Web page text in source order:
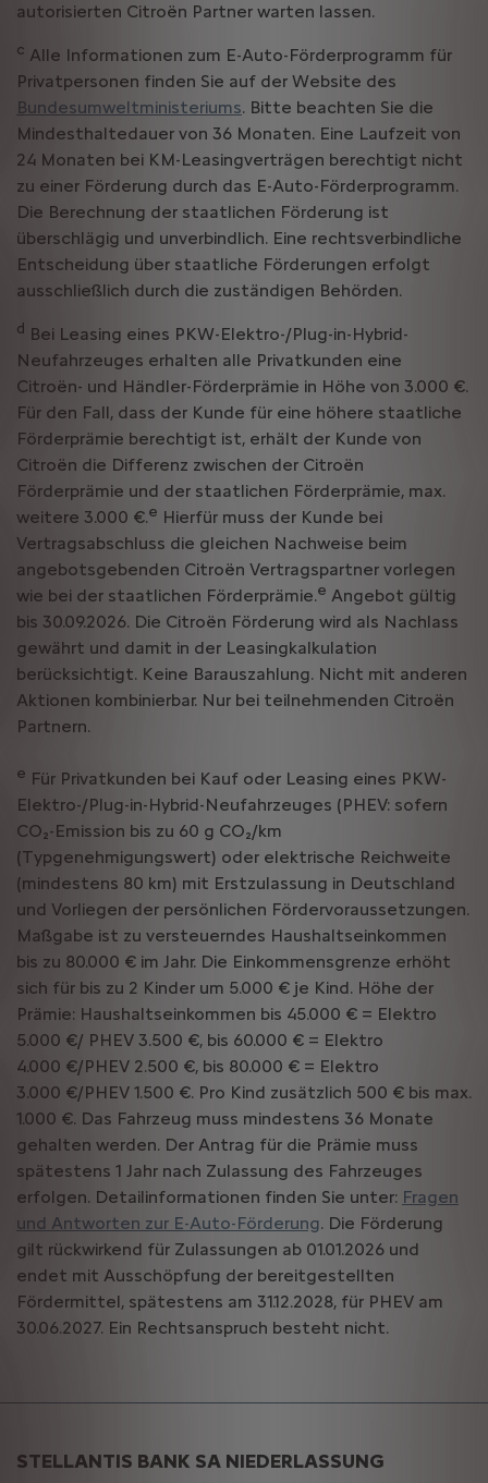
autorisierten Citroën Partner warten lassen.
c Alle Informationen zum E-Auto-Förderprogramm für
Privatpersonen finden Sie auf der Website des
Bundesumweltministeriums. Bitte beachten Sie die
Mindesthaltedauer von 36 Monaten. Eine Laufzeit von
24 Monaten bei KM-Leasingverträgen berechtigt nicht
zu einer Förderung durch das E-Auto-Förderprogramm.
Die Berechnung der staatlichen Förderung ist
überschlägig und unverbindlich. Eine rechtsverbindliche
Entscheidung über staatliche Förderungen erfolgt
ausschließlich durch die zuständigen Behörden.
d Bei Leasing eines PKW-Elektro-/Plug-in-Hybrid-
Neufahrzeuges erhalten alle Privatkunden eine
Citroën- und Händler-Förderprämie in Höhe von 3.000 €.
Für den Fall, dass der Kunde für eine höhere staatliche
Förderprämie berechtigt ist, erhält der Kunde von
Citroën die Differenz zwischen der Citroën
Förderprämie und der staatlichen Förderprämie, max.
weitere 3.000 €.e Hierfür muss der Kunde bei
Vertragsabschluss die gleichen Nachweise beim
angebotsgebenden Citroën Vertragspartner vorlegen
wie bei der staatlichen Förderprämie.e Angebot gültig
bis 30.09.2026. Die Citroën Förderung wird als Nachlass
gewährt und damit in der Leasingkalkulation
berücksichtigt. Keine Barauszahlung. Nicht mit anderen
Aktionen kombinierbar. Nur bei teilnehmenden Citroën
Partnern.
e Für Privatkunden bei Kauf oder Leasing eines PKW-
Elektro-/Plug-in-Hybrid-Neufahrzeuges (PHEV: sofern
CO₂-Emission bis zu 60 g CO₂/km
(Typgenehmigungswert) oder elektrische Reichweite
(mindestens 80 km) mit Erstzulassung in Deutschland
und Vorliegen der persönlichen Fördervoraussetzungen.
Maßgabe ist zu versteuerndes Haushaltseinkommen
bis zu 80.000 € im Jahr. Die Einkommensgrenze erhöht
sich für bis zu 2 Kinder um 5.000 € je Kind. Höhe der
Prämie: Haushaltseinkommen bis 45.000 € = Elektro
5.000 €/ PHEV 3.500 €, bis 60.000 € = Elektro
4.000 €/PHEV 2.500 €, bis 80.000 € = Elektro
3.000 €/PHEV 1.500 €. Pro Kind zusätzlich 500 € bis max.
1.000 €. Das Fahrzeug muss mindestens 36 Monate
gehalten werden. Der Antrag für die Prämie muss
spätestens 1 Jahr nach Zulassung des Fahrzeuges
erfolgen. Detailinformationen finden Sie unter: Fragen
und Antworten zur E-Auto-Förderung. Die Förderung
gilt rückwirkend für Zulassungen ab 01.01.2026 und
endet mit Ausschöpfung der bereitgestellten
Fördermittel, spätestens am 31.12.2028, für PHEV am
30.06.2027. Ein Rechtsanspruch besteht nicht.
STELLANTIS BANK SA NIEDERLASSUNG